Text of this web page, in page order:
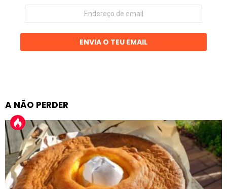
Endereço
email
ENVIA O TEU EMAIL
A NÃO PERDER